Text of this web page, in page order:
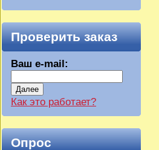
Проверить заказ
Ваш e-mail:
Далее
Как это работает?
Опрос